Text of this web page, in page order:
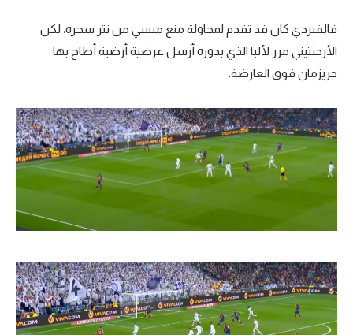
فالفيردي كان قد تقدم لمحاولة منع ميسي من نثر سحره، لكن
الأرجنتيني مرر لألبا الذي بدوره أرسل عرضية أرضية أطاح بها
جريزمان فوق العارضة.